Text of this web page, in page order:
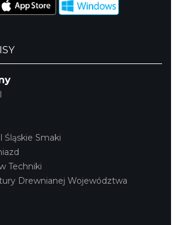
Śląskie Smaki
Techniki
Drewnianej Województwa